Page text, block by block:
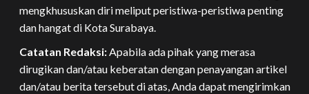
mengkhususkan diri meliput peristiwa-peristiwa penting
dan hangat di Kota Surabaya.
Catatan Redaksi:Apabila ada pihak yang merasa
dirugikan dan/atau keberatan dengan penayangan artikel
dan/atau berita tersebut di atas, Anda dapat mengirimkan